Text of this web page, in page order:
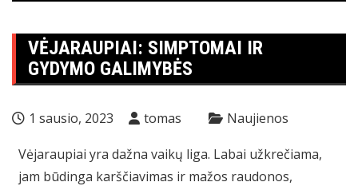
VĖJARAUPIAI: SIMPTOMAI IR
GYDYMO GALIMYBĖS
1 sausio, 2023 tomas Naujienos
Vėjaraupiai yra dažna vaikų liga. Labai užkrečiama,
jam būdinga karščiavimas ir mažos raudonos,